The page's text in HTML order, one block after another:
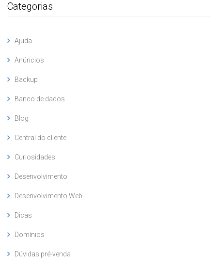
Categorias
Ajuda
Anúncios
Backup
Banco de dados
Blog
Central do cliente
Curiosidades
Desenvolvimento
Desenvolvimento Web
Dicas
Domínios
Dúvidas pré-venda